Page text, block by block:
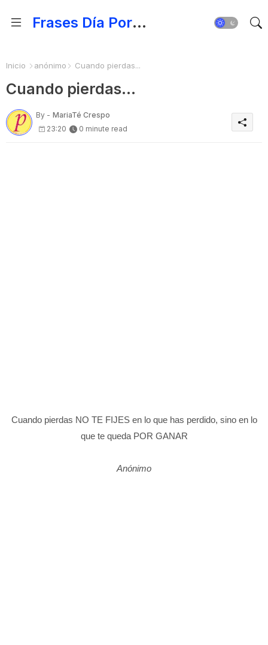
Frases Día Por Día - Para Fortalecer el Espíritu
Inicio anónimo Cuando pierdas...
Cuando pierdas...
By - MariaTé Crespo
23:20
0 minute read
Cuando pierdas NO TE FIJES en lo que has perdido, sino en lo
que te queda POR GANAR
Anónimo